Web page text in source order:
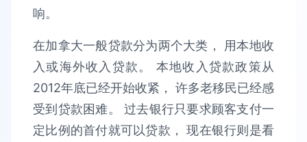
响。
在加拿大一般贷款分为两个大类， 用本地收
入或海外收入贷款。 本地收入贷款政策从
2012年底已经开始收紧， 许多老移民已经感
受到贷款困难。 过去银行只要求顾客支付一
定比例的首付就可以贷款， 现在银行则是看